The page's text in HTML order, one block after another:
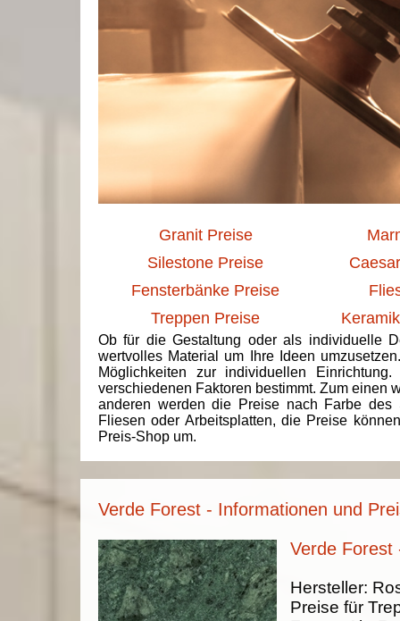
Granit Preise
Silestone Preise
Fensterbänke Preise
Treppen Preise
Ob für die Gestaltung oder als individuelle
wertvolles Material um Ihre Ideen
Möglichkeiten zur individuellen
verschiedenen Faktoren bestimmt. Zum einen
anderen werden die Preise nach Farbe des
Fliesen oder Arbeitsplatten, die Preise
Preis-Shop um.
Verde Forest - Informationen und
Verde Forest
Hersteller:
Preise für